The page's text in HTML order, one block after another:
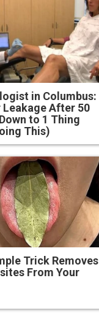
in Columbus:
Leakage After 50
to 1 Thing
This)
Trick Removes
From Your